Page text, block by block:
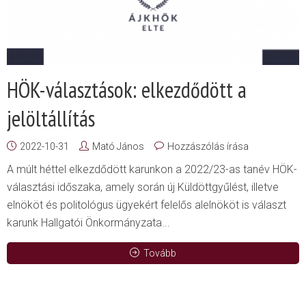
HÖK-választások: elkezdődött a
jelöltállítás
2022-10-31 Mató János Hozzászólás írása
A múlt héttel elkezdődött karunkon a 2022/23-as tanév HÖK-
választási időszaka, amely során új Küldöttgyűlést, illetve
elnököt és politológus ügyekért felelős alelnököt is választ
karunk Hallgatói Önkormányzata...
Tovább